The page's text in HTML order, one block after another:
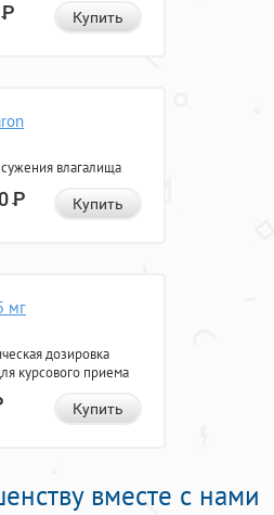
Р Купить
влагалища
Р Купить
мг
дозировка
курсового приема
Купить
вместе с нами